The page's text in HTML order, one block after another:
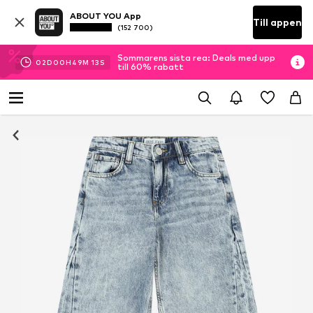
ABOUT YOU App
(152 700) Till appen
02D 00H 49M 13 S
Sommarens sista rea: Deals med upp
till 60% rabatt